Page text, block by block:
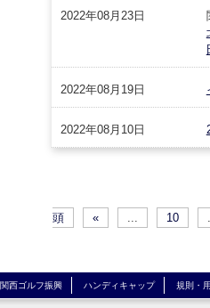
2022年08月23日
2022年08月19日
2022年08月10日
頭 « ... 10
関西ゴルフ振興 ハンディキャップ 規則・